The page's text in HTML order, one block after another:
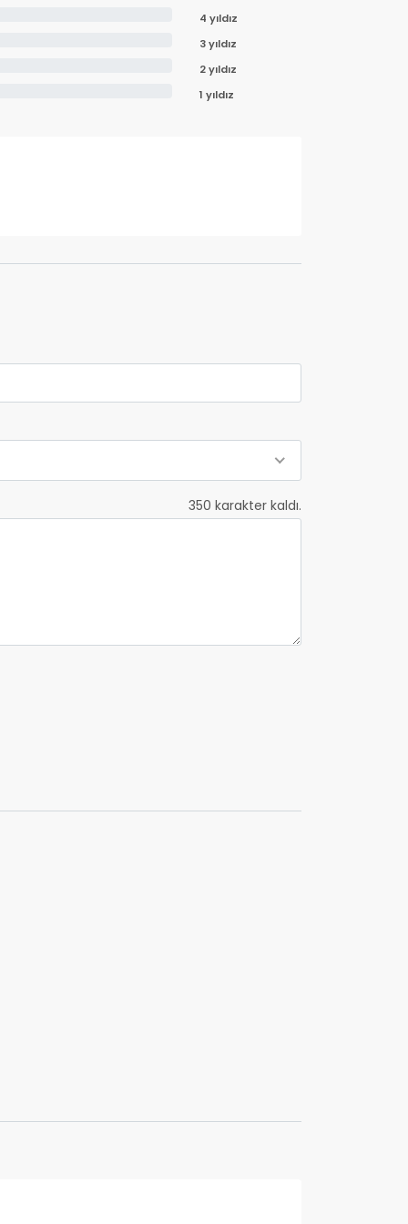
4 yıldız
3 yıldız
2 yıldız
1 yıldız
350 karakter kaldı.